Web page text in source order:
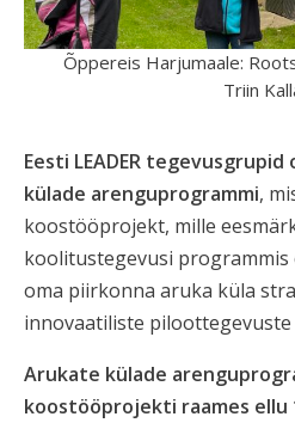
Õppereis Harjumaale:
Triin
Eesti LEADER
külade arenguprogrammi,
koostööprojekt, mille
koolitustegevusi programmis
oma piirkonna aruka küla
innovaatiliste piloottegevuste
Arukate külade
koostööprojekti raames ellu